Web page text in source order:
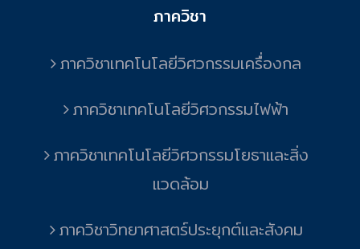
ภาควิชา
ภาควิชาเทคโนโลยีวิศวกรรมเครื่องกล
ภาควิชาเทคโนโลยีวิศวกรรมไฟฟ้า
ภาควิชาเทคโนโลยีวิศวกรรมโยธาและสิ่ง
แวดล้อม
ภาควิชาวิทยาศาสตร์ประยุกต์และสังคม